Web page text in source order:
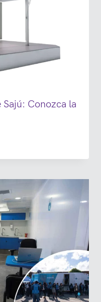
Conozca la